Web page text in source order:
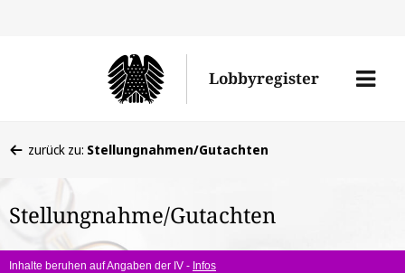
Lobbyregister
Menü
befinden
hier:
zurück zu: Stellungnahmen/Gutachten
Stellungnahme/Gutachten
Inhalte beruhen auf Angaben der IV - Infos